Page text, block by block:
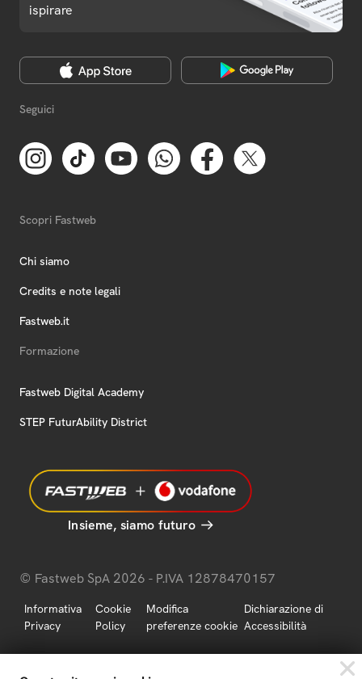
ispirare
Seguici
Scopri Fastweb
Chi siamo
Credits e note legali
Fastweb.it
Formazione
Fastweb Digital Academy
STEP FuturAbility District
Insieme, siamo futuro
© Fastweb SpA 2026 - P.IVA 12878470157
Informativa
Privacy
Cookie
Policy
Modifica
preferenze cookie
Dichiarazione di
Accessibilità